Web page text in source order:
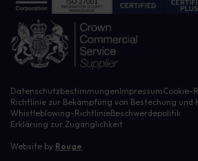
DatenschutzbestimmungenImpressumCookie-
Richtlinie zur Bekämpfung von Bestechung und
Whistleblowing-RichtlinieBeschwerdepolitik
Erklärung zur Zugänglichkeit
Website by Rouge